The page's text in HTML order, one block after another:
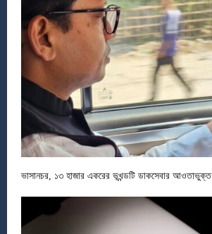
ভাসানচর, ১৩ হাজার একরের ভূখন্ডটি ডাকসেবার আওতাভুক্ত